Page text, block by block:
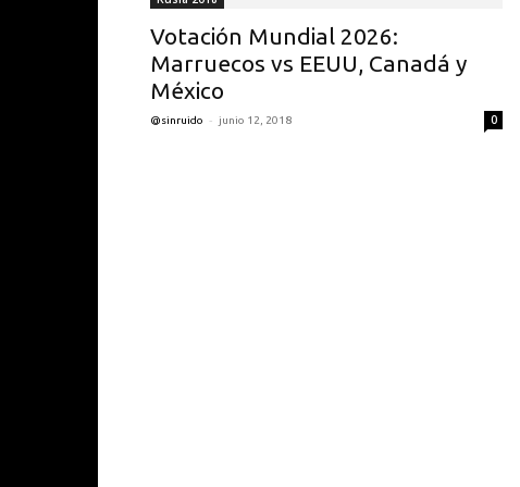
Votación Mundial 2026:
Marruecos vs EEUU, Canadá y
México
@sinruido - junio 12, 2018 0